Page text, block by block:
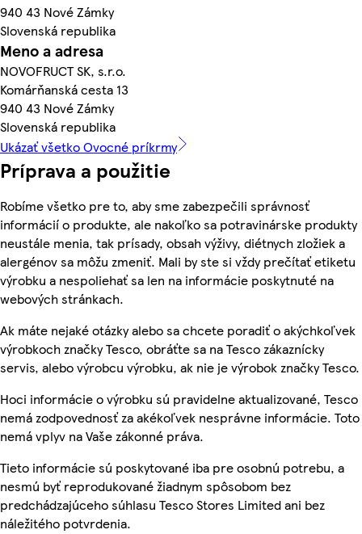
940 43 Nové Zámky
Slovenská republika
Meno a adresa
NOVOFRUCT SK, s.r.o.
Komárňanská cesta 13
940 43 Nové Zámky
Slovenská republika
Ukázať všetko Ovocné príkrmy
Príprava a použitie
Robíme všetko pre to, aby sme zabezpečili správnosť
informácií o produkte, ale nakoľko sa potravinárske produkty
neustále menia, tak prísady, obsah výživy, diétnych zložiek a
alergénov sa môžu zmeniť. Mali by ste si vždy prečítať etiketu
výrobku a nespoliehať sa len na informácie poskytnuté na
webových stránkach.
Ak máte nejaké otázky alebo sa chcete poradiť o akýchkoľvek
výrobkoch značky Tesco, obráťte sa na Tesco zákaznícky
servis, alebo výrobcu výrobku, ak nie je výrobok značky Tesco.
Hoci informácie o výrobku sú pravidelne aktualizované, Tesco
nemá zodpovednosť za akékoľvek nesprávne informácie. Toto
nemá vplyv na Vaše zákonné práva.
Tieto informácie sú poskytované iba pre osobnú potrebu, a
nesmú byť reprodukované žiadnym spôsobom bez
predchádzajúceho súhlasu Tesco Stores Limited ani bez
náležitého potvrdenia.